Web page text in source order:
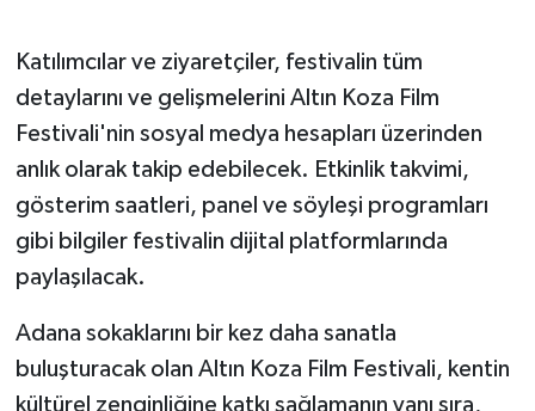
Katılımcılar ve ziyaretçiler, festivalin tüm
detaylarını ve gelişmelerini Altın Koza Film
Festivali'nin sosyal medya hesapları üzerinden
anlık olarak takip edebilecek. Etkinlik takvimi,
gösterim saatleri, panel ve söyleşi programları
gibi bilgiler festivalin dijital platformlarında
paylaşılacak.
Adana sokaklarını bir kez daha sanatla
buluşturacak olan Altın Koza Film Festivali, kentin
kültürel zenginliğine katkı sağlamanın yanı sıra,